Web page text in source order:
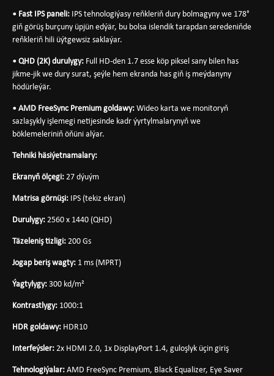
• Fast IPS paneli: IPS tehnologiýasy reňkleriň dury bolmagyny we 178°
giň görüş burçuny üpjün edýär, bu bolsa islendik tarapdan seredeniňde
reňkleriň hili üýtgewsiz saklaýar.
• QHD (2K) durulygy: Full HD-den 1.7 esse köp piksel sany bilen has
jikme-jik we dury surat, şeýle hem ekranda has giň iş meýdanyny
hödürleýär.
• AMD FreeSync Premium goldawy: Wideo karta we monitoryň
sazlaşykly işlemegi netijesinde kadr ýyrtylmalarynyň we
böklemeleriniň öňüni alýar.
Tehniki häsiýetnamalary:
Ekranyň ölçegi: 27 dýuým
Matrisa görnüşi: IPS (tekiz ekran)
Durulygy: 2560 x 1440 (QHD)
Täzeleniş tizligi: 200 Gs
Jogap beriş wagty: 1 ms (MPRT)
Ýagtylygy: 300 kd/m²
Kontrastlygy: 1000:1
HDR goldawy: HDR10
Interfeýsler: 2x HDMI 2.0, 1x DisplayPort 1.4, guloşlyk üçin giriş
Tehnologiýalar: AMD FreeSync Premium, Black Equalizer, Eye Saver